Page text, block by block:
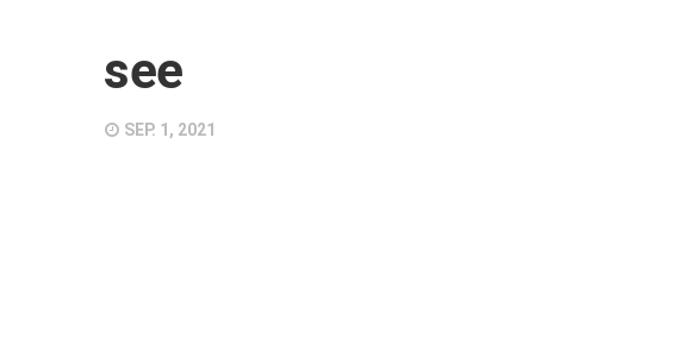
see
SEP. 1, 2021